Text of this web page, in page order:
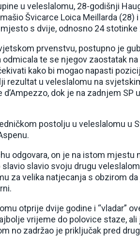
u veleslalomu, 28-godišnji
Švicarce Loica Meillarda (28) i
s dvije, odnosno 24 stotinke
prvenstvu, postupno je
te se njegov zaostatak
kako bi mogao napasti
rezultat u veleslalomu na
dok je na zadnjem SP
postolju u veleslalomu u
odgovara, on je na istom mjestu
slavio svoju drugu
za velika natjecanja s obzirom
otprije dvije godine i “vladar”
vrijeme do polovice staze, ali
no zadržao je priključak pred